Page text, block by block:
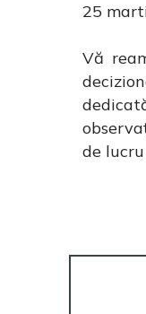
25
Vă
de